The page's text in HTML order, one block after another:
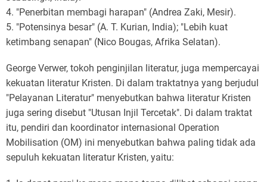
4. "Penerbitan membagi harapan" (Andrea Zaki, Mesir).
5. "Potensinya besar" (A. T. Kurian, India); "Lebih kuat
ketimbang senapan" (Nico Bougas, Afrika Selatan).
George Verwer, tokoh penginjilan literatur, juga mempercayai
kekuatan literatur Kristen. Di dalam traktatnya yang berjudul
"Pelayanan Literatur" menyebutkan bahwa literatur Kristen
juga sering disebut "Utusan Injil Tercetak". Di dalam traktat
itu, pendiri dan koordinator internasional Operation
Mobilisation (OM) ini menyebutkan bahwa paling tidak ada
sepuluh kekuatan literatur Kristen, yaitu: